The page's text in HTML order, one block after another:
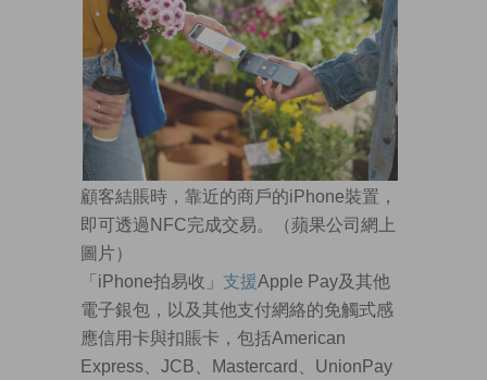
顧客結賬時，靠近的商戶的iPhone裝置，
即可透過NFC完成交易。（蘋果公司網上
圖片）
「iPhone拍易收」 支援Apple Pay及其他
電子銀包，以及其他支付網絡的免觸式感
應信用卡與扣賬卡，包括American
Express、JCB、Mastercard、UnionPay